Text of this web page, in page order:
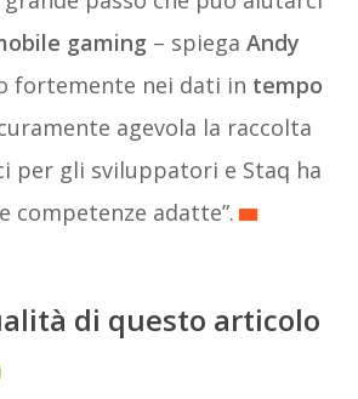
gaming – spiega Andy
fortemente nei dati in tempo
agevola la raccolta
per gli sviluppatori e Staq ha
competenze adatte”.
di questo articolo